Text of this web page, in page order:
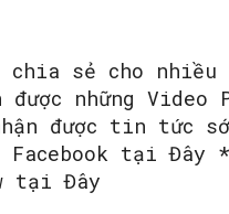
sẻ cho nhiều
được những
được tin tức
Facebook tại
tại Đây